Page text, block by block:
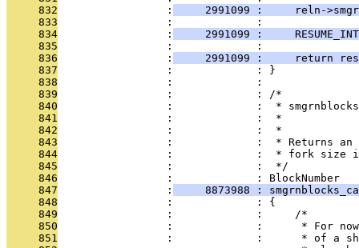
     832
                 :
2991099 :     reln-
     833
                 :             :
     834
                 :
2991099 :
     835
                 :             :
     836
                 :
2991099 :     return
     837
                 :             : }
     838
                 :             :
     839
                 :             : /*
     840
:             :  *
     841
:             :  *
     842
                 :             :  *
     843
:             :  * Returns
     844
:             :  * fork size
     845
                 :             :  */
     846
                 :             : BlockNumber
     847
                 :
8873988 :
     848
                 :             : {
     849
                 :             :     /*
     850
:             :      * For
     851
:             :      * of a